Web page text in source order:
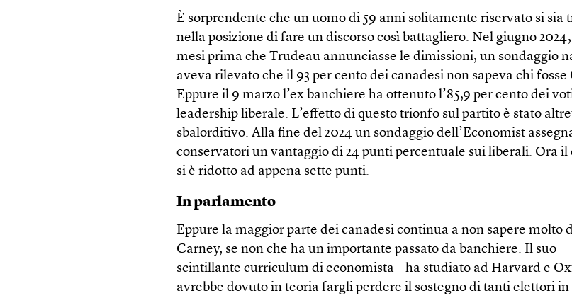
È sorprendente che un uomo di 59 anni solitamente riservato si sia
nella posizione di fare un discorso così battagliero. Nel giugno
mesi prima che Trudeau annunciasse le dimissioni, un sondaggio
aveva rilevato che il 93 per cento dei canadesi non sapeva chi fosse
Eppure il 9 marzo l’ex banchiere ha ottenuto l’85,9 per cento dei
leadership liberale. L’effetto di questo trionfo sul partito è stato
sbalorditivo. Alla fine del 2024 un sondaggio dell’Economist
conservatori un vantaggio di 24 punti percentuale sui liberali. Ora il
si è ridotto ad appena sette punti.
In parlamento
Eppure la maggior parte dei canadesi continua a non sapere molto
Carney, se non che ha un importante passato da banchiere. Il suo
scintillante curriculum di economista – ha studiato ad Harvard e
avrebbe dovuto in teoria fargli perdere il sostegno di tanti elettori in